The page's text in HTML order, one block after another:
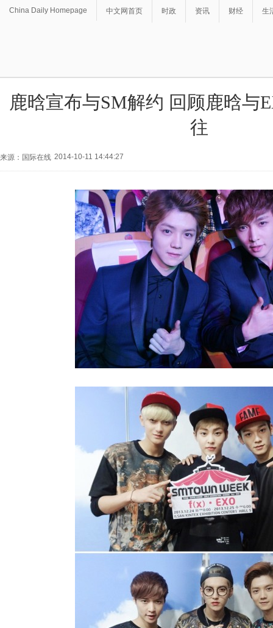
China Daily Homepage 中文网首页 时政 资讯 财经 生
鹿晗宣布与SM解约 回顾鹿晗与
往
来源：国际在线 2014-10-11 14:44:27